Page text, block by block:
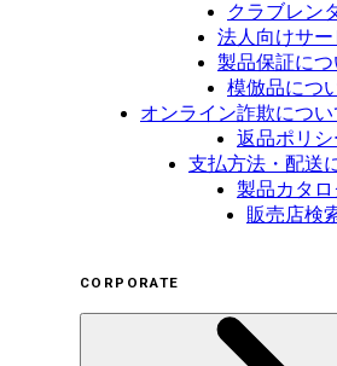
クラブレン
法人向けサー
製品保証につ
模倣品につ
オンライン詐欺につ
返品ポリシ
支払方法・配送
製品カタロ
販売店検
CORPORATE